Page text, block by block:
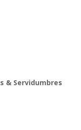
& Servidumbres